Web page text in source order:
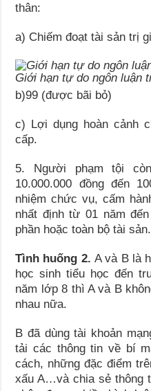
thân:
a) Chiếm đoạt tài sản trị
Giới hạn tự do ngôn luận
b)99 (được bãi bỏ)
c) Lợi dụng hoàn cảnh
cấp.
5. Người phạm tội
10.000.000 đồng đến
nhiệm chức vụ, cấm
nhất định từ 01 năm
phần hoặc toàn bộ tài sản.
Tình huống 2. A và B là
học sinh tiểu học đến
năm lớp 8 thì A và B
nhau nữa.
B đã dùng tài khoản
tải các thông tin về bí
cách, những đặc điểm
xấu A…và chia sẻ thông